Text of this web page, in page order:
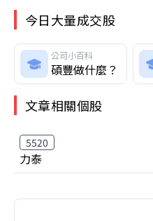
今日大量成交股
公司小百科
碩豐做什麼？
文章相關個股
5520
力泰